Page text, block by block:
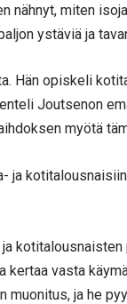
nähnyt, miten
ystäviä ja
Hän opiskeli
Joutsenon
myötä
ja
kotitalousnaisten
kertaa vasta
muonitus, ja he